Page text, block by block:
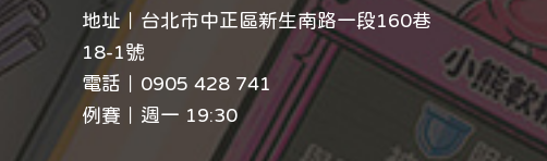
地址｜台北市中正區新生南路一段160巷
18-1號
電話｜ 0905 428 741
例賽｜週一 19:30